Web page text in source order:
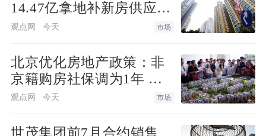
14.47亿拿地补新房供应缺
口
观点网 今天 市场
北京优化房地产政策：非
京籍购房社保调为1年 公
积金最高可贷340万元
观点网 今天 市场
世茂集团前7月合约销售